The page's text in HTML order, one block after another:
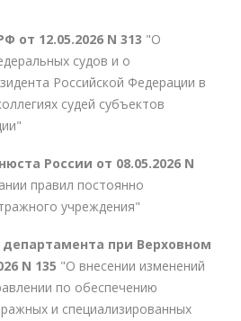
от 12.05.2026 N 313 "О
судов и о
Российской Федерации в
судей субъектов
России от 08.05.2026 N
правил постоянно
учреждения"
департамента при Верховном
N 135 "О внесении изменений
по обеспечению
и специализированных